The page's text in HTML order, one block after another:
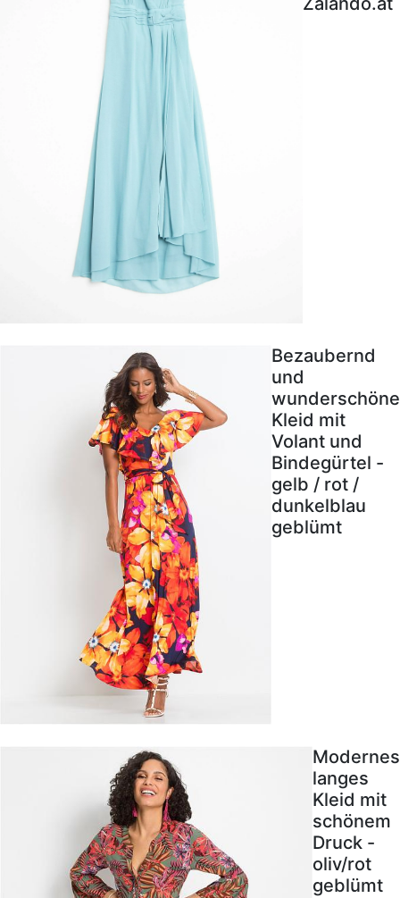
Bezaubernd
und
wunderschöne
Kleid mit
Volant und
Bindegürtel -
gelb / rot /
dunkelblau
geblümt
Modernes
langes
Kleid mit
schönem
Druck -
oliv/rot
geblümt